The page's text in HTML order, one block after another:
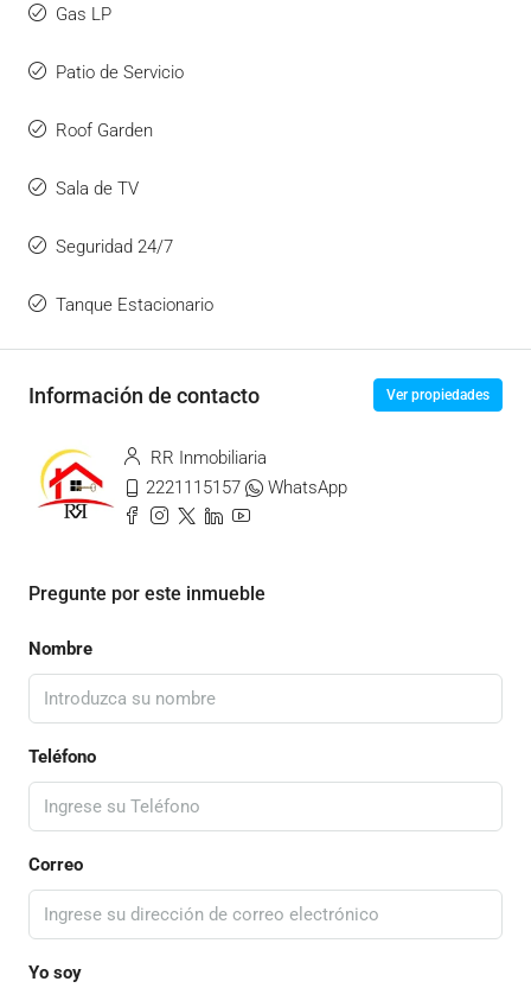
Gas LP
Patio de Servicio
Roof Garden
Sala de TV
Seguridad 24/7
Tanque Estacionario
Información de contacto Ver propiedades
RR Inmobiliaria
2221115157
WhatsApp
Pregunte por este inmueble
Nombre
Teléfono
Correo
Yo soy